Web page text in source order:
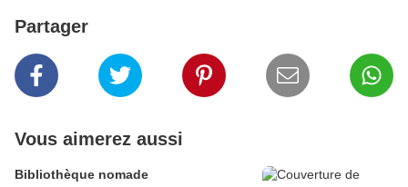
Partager
Vous aimerez aussi
Bibliothèque nomade